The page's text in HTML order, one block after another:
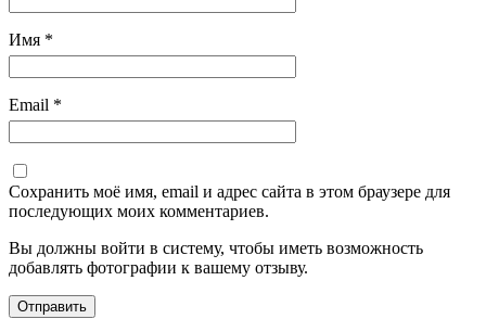
Имя *
Email *
Сохранить моё имя, email и адрес сайта в этом браузере для
последующих моих комментариев.
Вы должны войти в систему, чтобы иметь возможность
добавлять фотографии к вашему отзыву.